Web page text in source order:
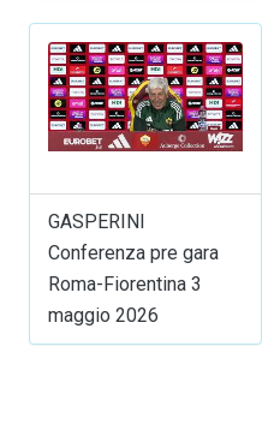
GASPERINI
Conferenza pre gara
Roma-Fiorentina 3
maggio 2026